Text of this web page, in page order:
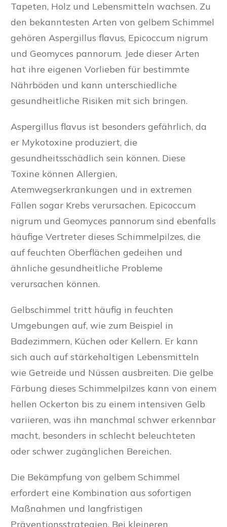
Tapeten, Holz und Lebensmitteln wachsen. Zu
den bekanntesten Arten von gelbem Schimmel
gehören Aspergillus flavus, Epicoccum nigrum
und Geomyces pannorum. Jede dieser Arten
hat ihre eigenen Vorlieben für bestimmte
Nährböden und kann unterschiedliche
gesundheitliche Risiken mit sich bringen.
Aspergillus flavus ist besonders gefährlich, da
er Mykotoxine produziert, die
gesundheitsschädlich sein können. Diese
Toxine können Allergien,
Atemwegserkrankungen und in extremen
Fällen sogar Krebs verursachen. Epicoccum
nigrum und Geomyces pannorum sind ebenfalls
häufige Vertreter dieses Schimmelpilzes, die
auf feuchten Oberflächen gedeihen und
ähnliche gesundheitliche Probleme
verursachen können.
Gelbschimmel tritt häufig in feuchten
Umgebungen auf, wie zum Beispiel in
Badezimmern, Küchen oder Kellern. Er kann
sich auch auf stärkehaltigen Lebensmitteln
wie Getreide und Nüssen ausbreiten. Die gelbe
Färbung dieses Schimmelpilzes kann von einem
hellen Ockerton bis zu einem intensiven Gelb
variieren, was ihn manchmal schwer erkennbar
macht, besonders in schlecht beleuchteten
oder schwer zugänglichen Bereichen.
Die Bekämpfung von gelbem Schimmel
erfordert eine Kombination aus sofortigen
Maßnahmen und langfristigen
Präventionsstrategien. Bei kleineren